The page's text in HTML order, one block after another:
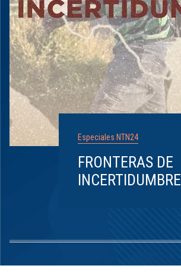
Especiales NTN24
FRONTERAS DE
INCERTIDUMBRE
1